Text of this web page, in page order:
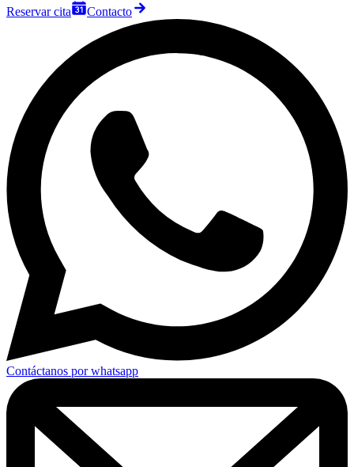
Reservar cita
Contacto
Contáctanos por whatsapp